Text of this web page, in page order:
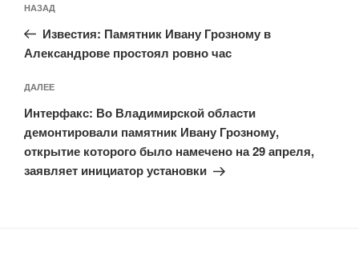
по
записям
Предыдущая
запись:
НАЗАД
Известия: Памятник Ивану Грозному в
Александрове простоял ровно час
Следующая
запись
ДАЛЕЕ
Интерфакс: Во Владимирской области
демонтировали памятник Ивану Грозному,
открытие которого было намечено на 29 апреля,
заявляет инициатор установки